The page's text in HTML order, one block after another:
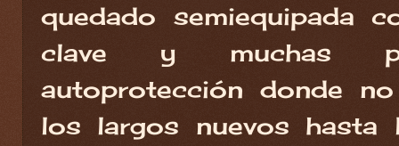
quedado semiequipada
clave y muchas
autoprotección donde
los largos nuevos hasta